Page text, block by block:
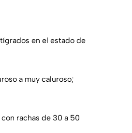
en el estado de
a muy caluroso;
rachas de 30 a 50